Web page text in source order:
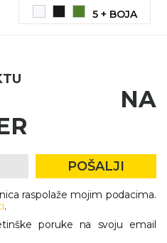
5 + BOJA
NA
POŠALJI
raspolaže mojim podacima.
.
poruke na svoju email